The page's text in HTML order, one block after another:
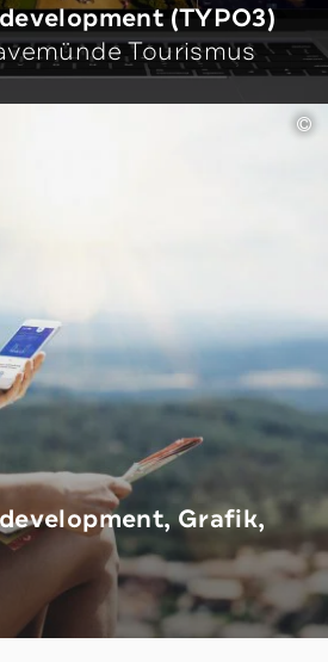
(TYPO3)
Tourismus
Grafik,